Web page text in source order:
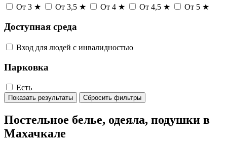
От 3 ★ От 3,5 ★ От 4 ★ От 4,5 ★ От 5 ★
Доступная среда
Вход для людей с инвалидностью
Парковка
Есть
Показать результаты Сбросить фильтры
Постельное белье, одеяла, подушки в
Махачкале